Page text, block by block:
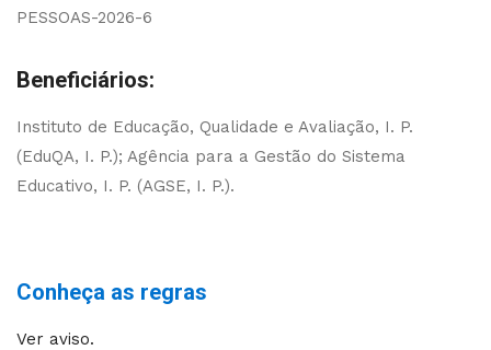
PESSOAS-2026-6
Beneficiários:
Instituto de Educação, Qualidade e Avaliação, I. P.
(EduQA, I. P.); Agência para a Gestão do Sistema
Educativo, I. P. (AGSE, I. P.).
Conheça as regras
Ver aviso.